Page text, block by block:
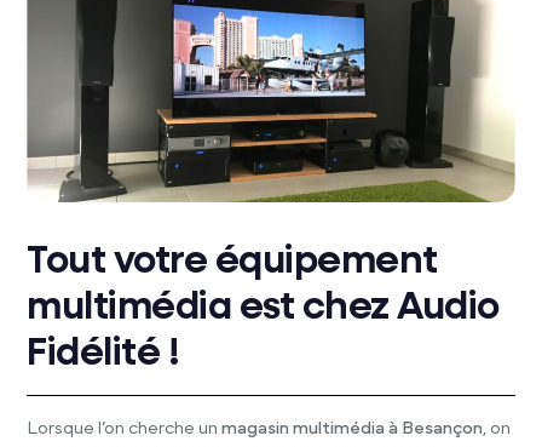
Tout votre équipement
multimédia est chez Audio
Fidélité !
Lorsque l’on cherche unmagasin multimédia à Besançon, on